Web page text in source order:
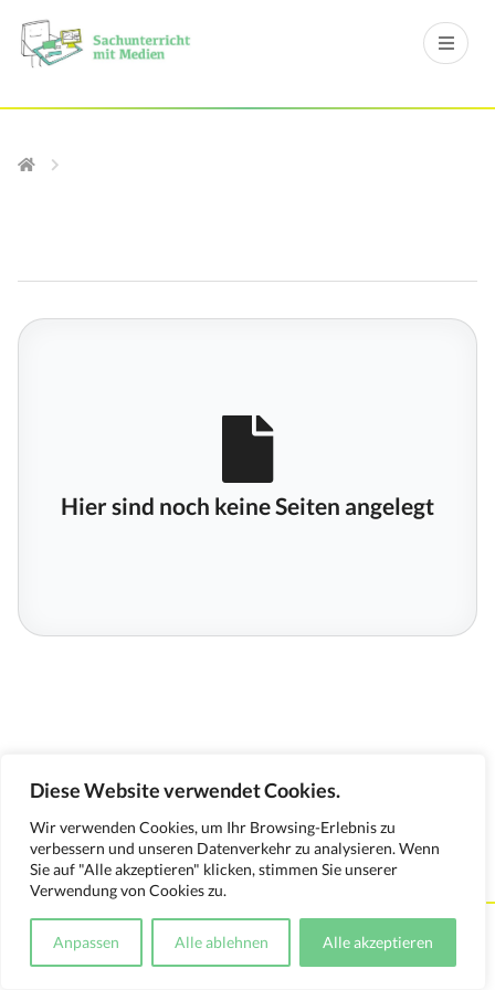
Diese Website verwendet Cookies.
Wir verwenden Cookies, um Ihr Browsing-Erlebnis zu
verbessern und unseren Datenverkehr zu analysieren. Wenn
Sie auf "Alle akzeptieren" klicken, stimmen Sie unserer
Verwendung von Cookies zu.
Anpassen Alle ablehnen Alle akzeptieren
Hier sind noch keine Seiten angelegt
Kontakt Impressum Datenschutzerklärung
Medienverwendungsnachweis